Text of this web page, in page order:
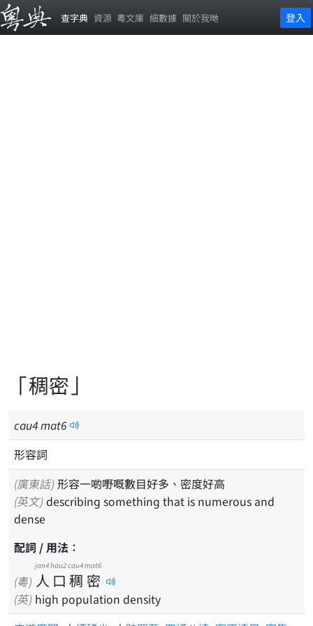
查字典 資源 粵文庫 細數據 關於我哋 登入
「稠密」
cau4mat6
形容詞
(廣東話) 形容一啲嘢嘅數目好多、密度好高
(英文)
dense
配詞 / 用法：
(粵) 人
jan4
口
hau2
稠
cau4
密
mat6
(英) high population density